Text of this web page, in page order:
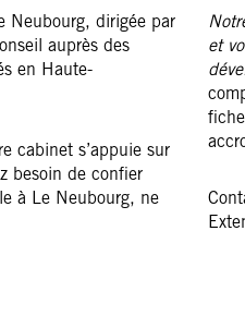
Neubourg, dirigée par
auprès des
en Haute-
cabinet s’appuie sur
besoin de confier
à Le Neubourg, ne
et